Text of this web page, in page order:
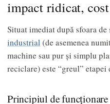
impact ridicat,
Situat imediat după sfoara de
industrial (de asemenea
machine sau pur și simplu
reciclare) este “greul” etapei
Principiul de funcționare